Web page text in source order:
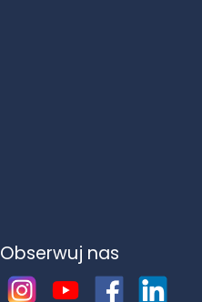
Obserwuj nas